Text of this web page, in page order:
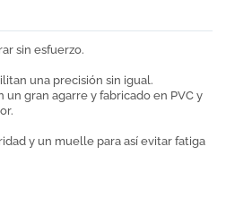
sin esfuerzo.
una precisión sin igual.
gran agarre y fabricado en PVC y
y un muelle para así evitar fatiga